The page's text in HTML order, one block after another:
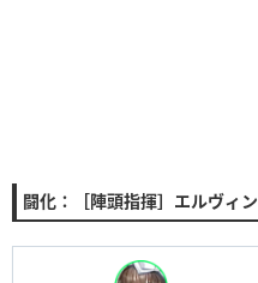
闘化：［陣頭指揮］エルヴィン